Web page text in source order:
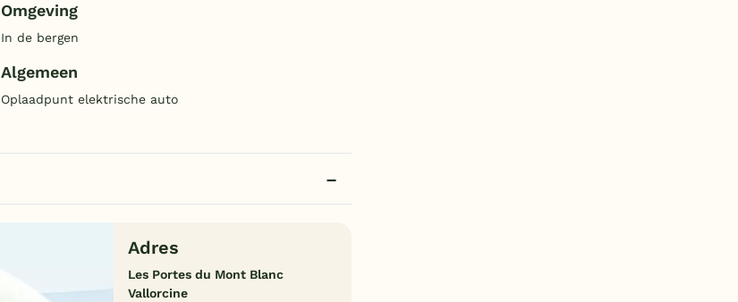
Omgeving
In de bergen
Algemeen
Oplaadpunt elektrische auto
Adres
Les Portes du Mont Blanc
Vallorcine